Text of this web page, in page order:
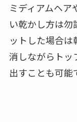
ミディアムヘ
い乾かし方は
ットした場合
消しながらトッ
出すことも可能